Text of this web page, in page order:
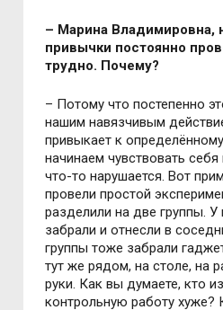
– Марина Владимировна,
привычки постоянно
трудно. Почему?
– Потому что постепенно
нашим навязчивым
привыкает к
начинаем чувствовать
что-то нарушается. Вот
провели простой
разделили на две группы.
забрали и отнесли в
группы тоже забрали
тут же рядом, на столе, на
руки. Как вы думаете, кто
контрольную работу хуже?